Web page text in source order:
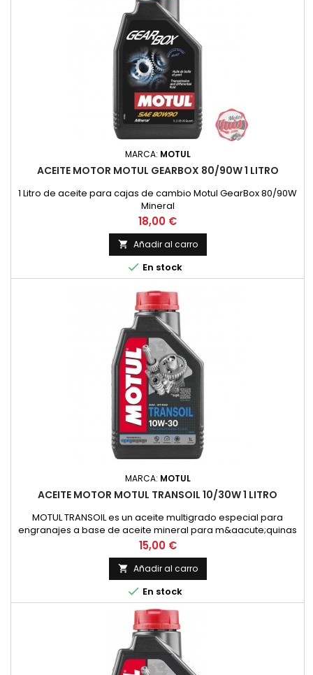
MARCA: MOTUL
ACEITE MOTOR MOTUL GEARBOX 80/90W 1 LITRO
1 Litro de aceite para cajas de cambio Motul GearBox 80/90W
Mineral
Precio
18,00 €
 Añadir al carro
 En stock
MARCA: MOTUL
ACEITE MOTOR MOTUL TRANSOIL 10/30W 1 LITRO
MOTUL TRANSOIL es un aceite multigrado especial para
engranajes a base de aceite mineral para m&aacute;quinas
de dos tiempos con lubricaci&oacute;n separada de los
engranajes. Corresponde a la recomendaci&oacute;n de
YAMAHA para estas transmisiones.ESPECIFICACIONES /
NORMAS:NORMAS: SAE 10W-30VENTAJAS ESPECIALES:- Permite
un cambio de marchas f&aacute;cil...
Precio
15,00 €
 Añadir al carro
 En stock